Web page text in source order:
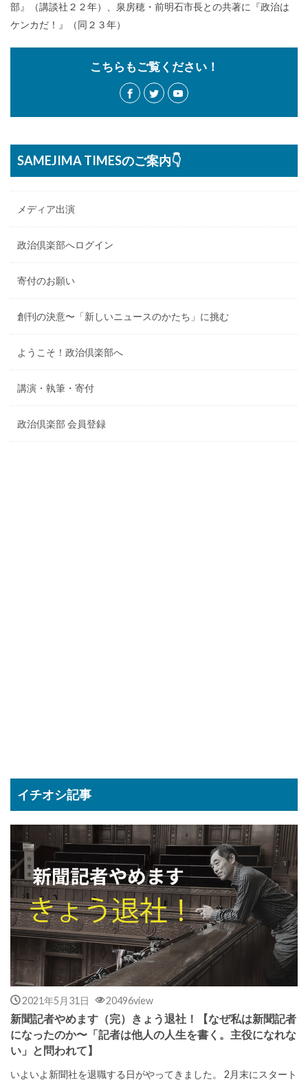
部』（講談社２２年）、泉房穂・前明石市長との共著に『政治は
ケンカだ！』（同２３年）
こちらもご覧ください！
SAMEJIMA TIMESのご案内👇
メディア出演
政治倶楽部へログイン
寄付のお願い
創刊の決意〜「新しいニュースのかたち」に挑む
ようこそ！政治倶楽部へ
講演・執筆・寄付
政治倶楽部 会員登録
イチオシ記事
2021年5月31日 20496view
新聞記者やめます（完）きょう退社！【なぜ私は新聞記者
になったのか〜「記者は他人の人生を書く。主役になれな
い」と問われて】
いよいよ新聞社を退職する日がやってきました。 2月末にスタート